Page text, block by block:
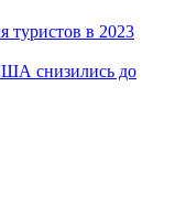
туристов в 2023
снизились до